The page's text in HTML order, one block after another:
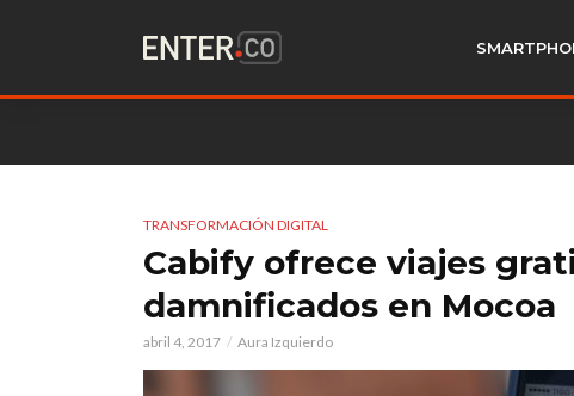
TRANSFORMACIÓN DIGITAL
Cabify ofrece viajes
damnificados en Mocoa
abril 4, 2017 Aura Izquierdo